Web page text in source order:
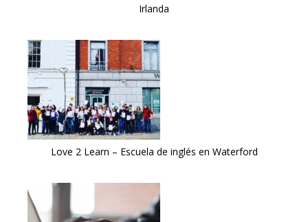
Irlanda
Love 2 Learn – Escuela de inglés en Waterford